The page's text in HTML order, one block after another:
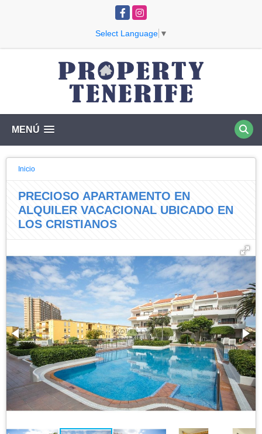
FacebookInstagram
Select Language ▼
MENÚ
Inicio
PRECIOSO APARTAMENTO EN
ALQUILER VACACIONAL UBICADO EN
LOS CRISTIANOS